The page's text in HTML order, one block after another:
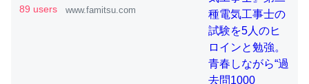
─ニュース :: 【研究発表】昆虫学の大問題＝「昆虫はなぜ海にいな
ら“過去問1000問”や“本番形式CBT
89 users www.famitsu.com